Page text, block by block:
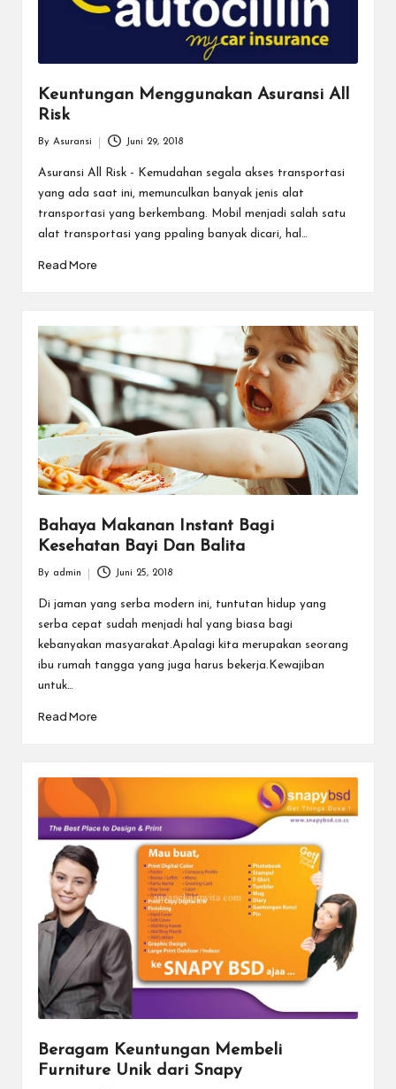
Keuntungan Menggunakan Asuransi All
Risk
by
By Asuransi Juni 29, 2018
Asuransi All Risk - Kemudahan segala akses transportasi
yang ada saat ini, memunculkan banyak jenis alat
transportasi yang berkembang. Mobil menjadi salah satu
alat transportasi yang ppaling banyak dicari, hal…
Read More
Bahaya Makanan Instant Bagi
Kesehatan Bayi Dan Balita
by
By admin Juni 25, 2018
Di jaman yang serba modern ini, tuntutan hidup yang
serba cepat sudah menjadi hal yang biasa bagi
kebanyakan masyarakat.Apalagi kita merupakan seorang
ibu rumah tangga yang juga harus bekerja.Kewajiban
untuk…
Read More
Beragam Keuntungan Membeli
Furniture Unik dari Snapy